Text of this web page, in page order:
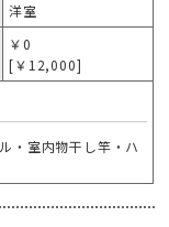
洋室
￥0
[￥12,000]
・室内物干し竿・ハ